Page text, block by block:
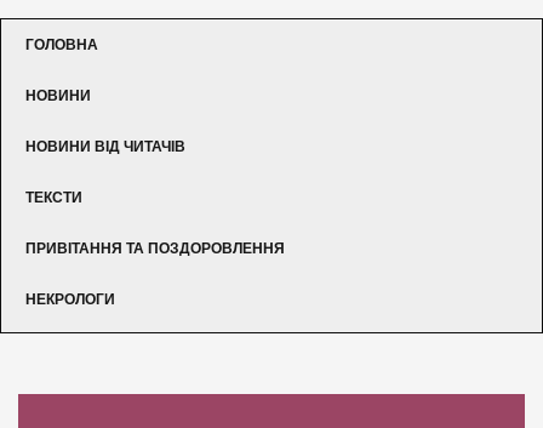
ГОЛОВНА
НОВИНИ
НОВИНИ ВІД ЧИТАЧІВ
ТЕКСТИ
ПРИВІТАННЯ ТА ПОЗДОРОВЛЕННЯ
НЕКРОЛОГИ